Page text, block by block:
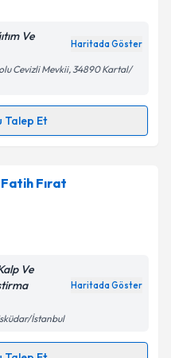
ilişkinAydınlatma
verilerimin belirtilen
ediyorum.
Gönder
Ve
Haritada Göster
Cevizli Mevkii, 34890 Kartal/
Talep Et
randevu takvimi talebi
randevu almanız için bir
ile bilgilendireceğiz.
ilişkin
verilerimin belirtilen
Fırat
Ve
Haritada Göster
İstanbul